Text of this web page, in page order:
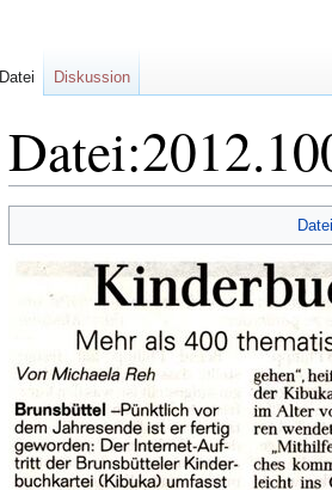
Navigation
springen
Suche
springen
Datei Diskussion